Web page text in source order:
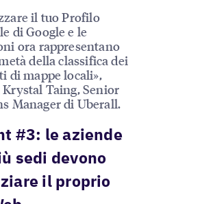
il tuo Profilo
di Google e le
ora rappresentano
della classifica dei
di mappe locali»,
Taing, Senior
Manager di Uberall.
#3: le aziende
sedi devono
il proprio